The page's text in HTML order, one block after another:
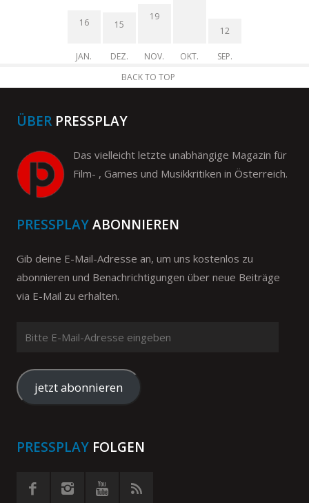
16
JAN.
15
DEZ.
19
NOV. OKT.
12
SEP.
BACK TO TOP
ÜBER PRESSPLAY
Das vielleicht letzte unabhängige Magazin für
Film- , Games und Musikkritiken in Österreich.
PRESSPLAYABONNIEREN
Gib deine E-Mail-Adresse an, um uns kostenlos zu
abonnieren und Benachrichtigungen über neue Beiträge
via E-Mail zu erhalten.
Mail-
Adresse
eingeben
jetzt abonnieren
PRESSPLAY FOLGEN